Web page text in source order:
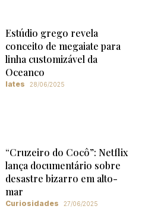
Estúdio grego revela
conceito de megaiate para
linha customizável da
Oceanco
Iates 28/06/2025
“Cruzeiro do Cocô”: Netflix
lança documentário sobre
desastre bizarro em alto-
mar
Curiosidades 27/06/2025